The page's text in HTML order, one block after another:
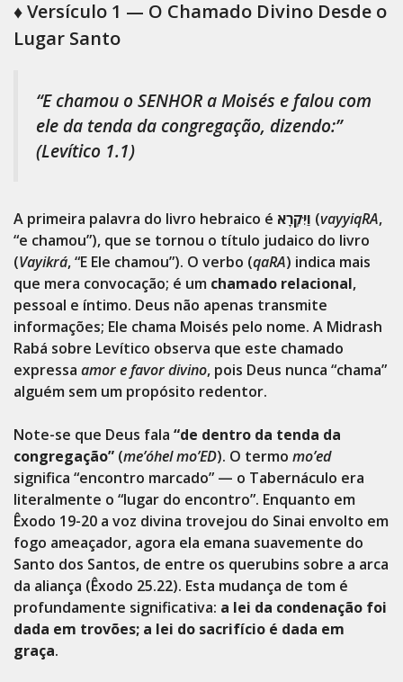
♦️Versículo 1 — O Chamado Divino Desde o
Lugar Santo
“E chamou o SENHOR a Moisés e falou com
ele da tenda da congregação, dizendo:”
(Levítico 1.1)
A primeira palavra do livro hebraico é וַיִּקְרָא (vayyiqRA,
“e chamou”), que se tornou o título judaico do livro
(Vayikrá, “E Ele chamou”). O verbo (qaRA) indica mais
que mera convocação; é um chamado relacional,
pessoal e íntimo. Deus não apenas transmite
informações; Ele chama Moisés pelo nome. A Midrash
Rabá sobre Levítico observa que este chamado
expressa amor e favor divino, pois Deus nunca “chama”
alguém sem um propósito redentor.
Note-se que Deus fala “de dentro da tenda da
congregação” (me’óhel mo’ED). O termo mo’ed
significa “encontro marcado” — o Tabernáculo era
literalmente o “lugar do encontro”. Enquanto em
Êxodo 19-20 a voz divina trovejou do Sinai envolto em
fogo ameaçador, agora ela emana suavemente do
Santo dos Santos, de entre os querubins sobre a arca
da aliança (Êxodo 25.22). Esta mudança de tom é
profundamente significativa: a lei da condenação foi
dada em trovões; a lei do sacrifício é dada em
graça.